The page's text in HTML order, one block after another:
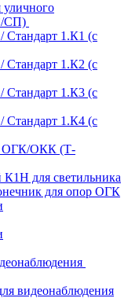
СП)
1.К1 (с
1.К2 (с
1.К3 (с
1.К4 (с
ОГК/ОКК (Т-
для светильника
для опор ОГК
видеонаблюдения